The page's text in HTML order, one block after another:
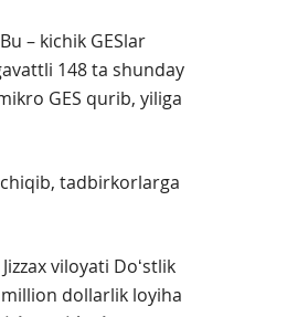
– kichik GESlar
148 ta shunday
GES qurib, yiliga
tadbirkorlarga
viloyati Doʻstlik
dollarlik loyiha